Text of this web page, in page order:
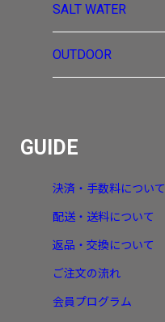
SALT WATER
OUTDOOR
GUIDE
決済・手数料について
配送・送料について
返品・交換について
ご注文の流れ
会員プログラム